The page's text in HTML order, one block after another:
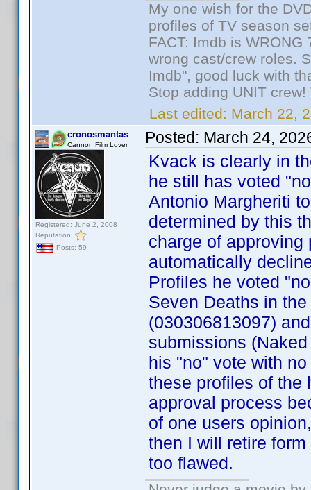
My one wish for the
profiles of TV season
FACT: Imdb is
wrong cast/crew roles.
Imdb", good luck with
Stop adding UNIT
Last edited: March 22,
cronosmantas
Cannon Film Lover
Registered: June 2, 2008
Reputation:
Posts: 59
Posted: March 24,
Kvack is clearly in
he still has voted
Antonio Margheriti
determined by this
charge of
automatically
Profiles he voted
Seven Deaths in
(030306813097)
submissions
his "no" vote with
these profiles of the
approval process
of one users
then I will retire
too flawed.